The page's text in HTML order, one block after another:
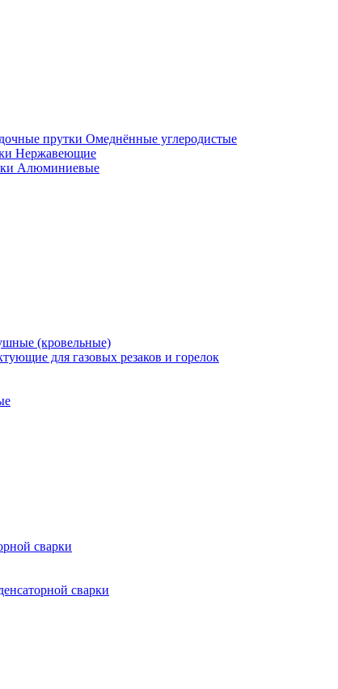
прутки Омеднённые углеродистые
Нержавеющие
Алюминиевые
(кровельные)
для газовых резаков и горелок
сварки
сварки